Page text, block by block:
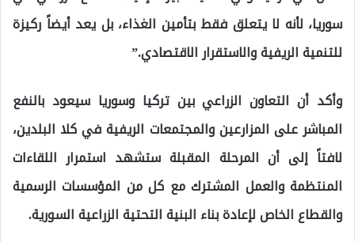
سوريا، لأنه لا يتعلق فقط بتأمين الغذاء، بل يعد أيضاً ركيزة
للتنمية الريفية والاستقرار الاقتصادي.”
وأكد أن التعاون الزراعي بين تركيا وسوريا سيعود بالنفع
المباشر على المزارعين والمجتمعات الريفية في كلا البلدين،
لافتاً إلى أن المرحلة المقبلة ستشهد استمرار اللقاءات
المنتظمة والعمل المشترك مع كل من المؤسسات الرسمية
والقطاع الخاص لإعادة بناء البنية التحتية الزراعية السورية.